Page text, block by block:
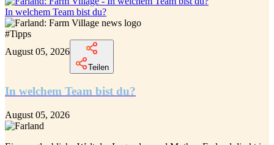
In welchem Team bist du?
#Tipps
August 05, 2026
Teilen
In welchem Team bist du?
August 05, 2026